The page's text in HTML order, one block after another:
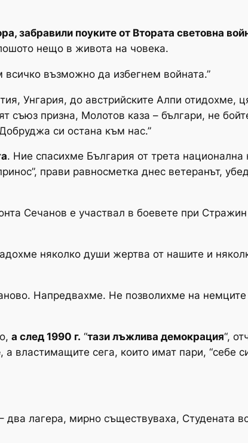
забравили поуките от Втората световна
нещо в живота на човека.
възможно да избегнем войната.”
Унгария, до австрийските Алпи отидохме,
съюз призна, Молотов каза – българи, не
си остана към нас.”
. Ние спасихме България от трета национална
прави равносметка днес ветеранът,
Сечанов е участвал в боевете при
няколко души жертва от нашите и
Напредвахме. Не позволихме на
а след 1990 г. “тази лъжлива демокрация“,
, а властимащите сега, които имат пари, “себе
два лагера, мирно съществуваха, Студената